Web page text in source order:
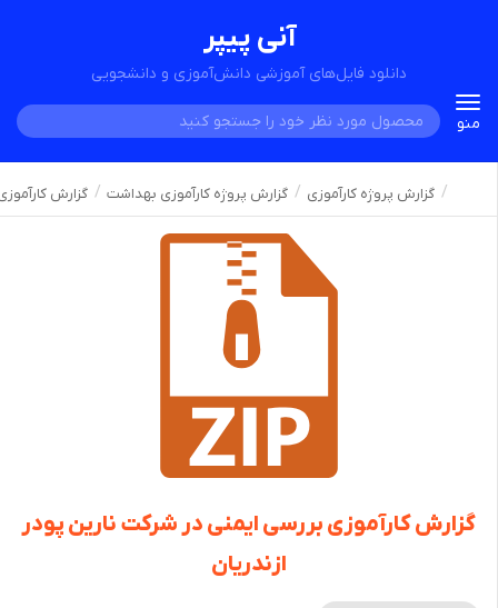
آنی پیپر
دانلود فایل‌های آموزشی دانش‌آموزی و دانشجویی
Toggle
navigation
منو
گزارش پروژه کارآموزی گزارش پروژه کارآموزی بهداشت گزارش
گزارش کارآموزی بررسی ایمنی در شرکت نارین پودر
ازندریان